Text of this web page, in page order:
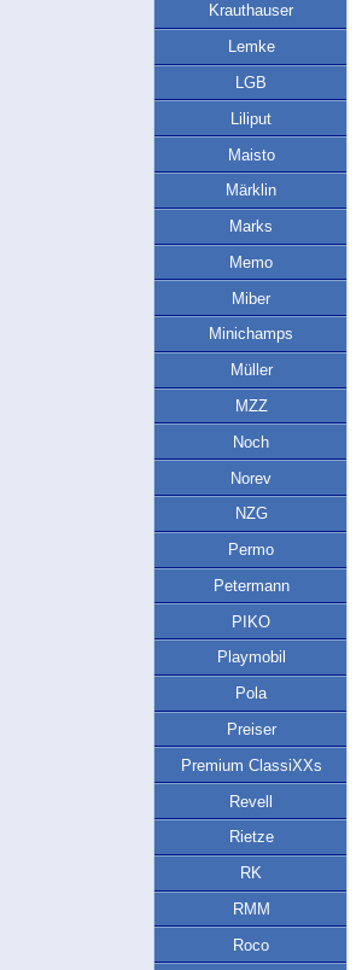
Krauthauser
Lemke
LGB
Liliput
Maisto
Märklin
Marks
Memo
Miber
Minichamps
Müller
MZZ
Noch
Norev
NZG
Permo
Petermann
PIKO
Playmobil
Pola
Preiser
Premium ClassiXXs
Revell
Rietze
RK
RMM
Roco